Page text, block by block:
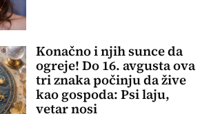
Konačno i njih sunce da
ogreje! Do 16. avgusta ova
tri znaka počinju da žive
kao gospoda: Psi laju,
vetar nosi